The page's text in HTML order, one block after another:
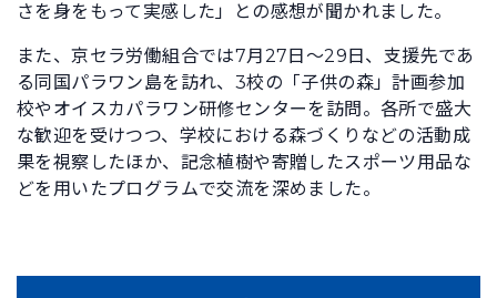
さを身をもって実感した」との感想が聞かれました。
また、京セラ労働組合では7月27日〜29日、支援先であ
る同国パラワン島を訪れ、3校の「子供の森」計画参加
校やオイスカパラワン研修センターを訪問。各所で盛大
な歓迎を受けつつ、学校における森づくりなどの活動成
果を視察したほか、記念植樹や寄贈したスポーツ用品な
どを用いたプログラムで交流を深めました。